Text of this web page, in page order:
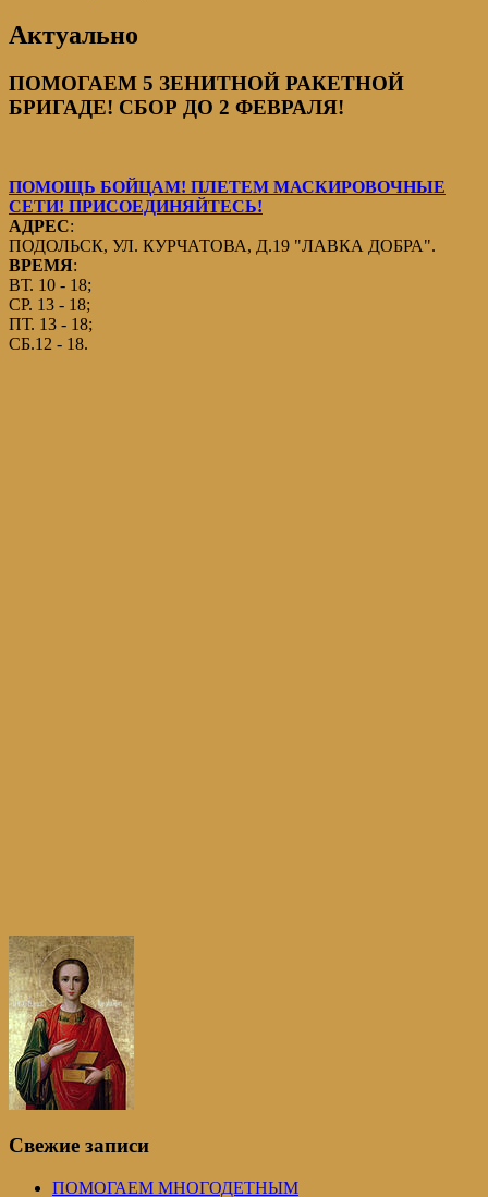
Актуально
ПОМОГАЕМ 5 ЗЕНИТНОЙ РАКЕТНОЙ
БРИГАДЕ! СБОР ДО 2 ФЕВРАЛЯ!
ПОМОЩЬ БОЙЦАМ! ПЛЕТЕМ МАСКИРОВОЧНЫЕ
СЕТИ! ПРИСОЕДИНЯЙТЕСЬ!
АДРЕС:
ПОДОЛЬСК, УЛ. КУРЧАТОВА, Д.19 "ЛАВКА ДОБРА".
ВРЕМЯ:
ВТ. 10 - 18;
СР. 13 - 18;
ПТ. 13 - 18;
СБ.12 - 18.
Свежие записи
ПОМОГАЕМ МНОГОДЕТНЫМ